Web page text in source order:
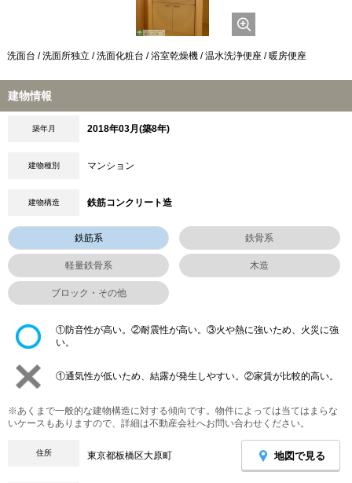
洗面台 / 洗面所独立 / 洗面化粧台 / 浴室乾燥機 / 温水洗浄便座 / 暖房便座
建物情報
築年月 2018年03月(築8年)
建物種別 マンション
建物構造 鉄筋コンクリート造
鉄筋系 鉄骨系
軽量鉄骨系 木造
ブロック・その他
①防音性が高い。②耐震性が高い。③火や熱に強いため、火災に強
い。
①通気性が低いため、結露が発生しやすい。②家賃が比較的高い。
※あくまで一般的な建物構造に対する傾向です。物件によっては当てはまらな
いケースもありますので、詳細は不動産会社へお問い合わせください。
住所 東京都板橋区大原町 地図で見る